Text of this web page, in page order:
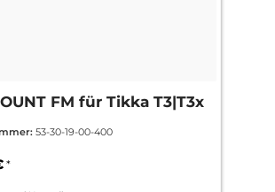
FM für Tikka T3|T3x
6mm = (+3mm)
53-30-19-00-400
*